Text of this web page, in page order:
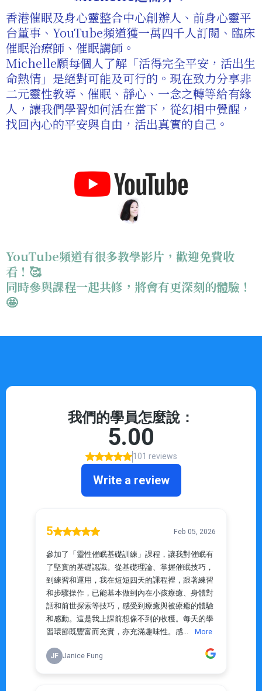
香港催眠及身心靈整合中心創辦人、前身心靈平
台董事、YouTube頻道獲一萬四千人訂閲、臨床
催眠治療師、催眠講師。
Michelle願每個人了解「活得完全平安，活出生
命熱情」是絕對可能及可行的。現在致力分享非
二元靈性教導、催眠、靜心、一念之轉等給有緣
人，讓我們學習如何活在當下，從幻相中覺醒，
找回內心的平安與自由，活出真實的自己。
YouTube頻道有很多教學影片，歡迎免費收
看！🥰
同時參與課程一起共修，將會有更深刻的體驗！
🤩